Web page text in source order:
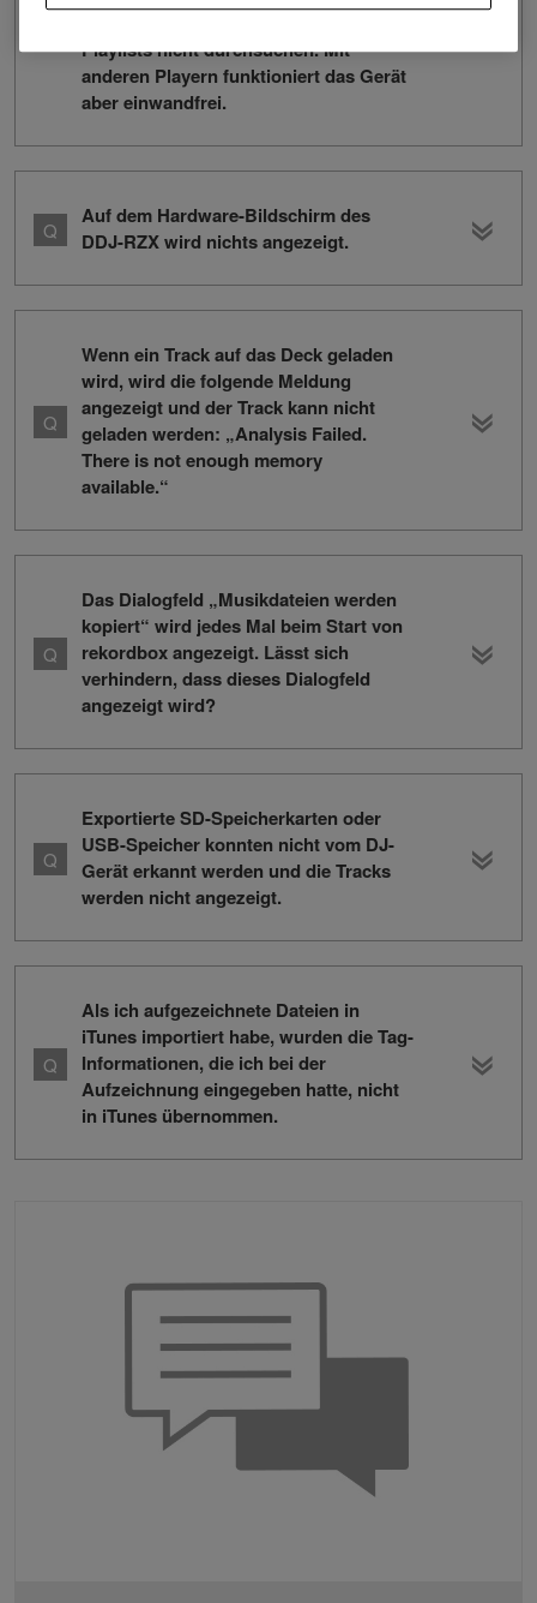
Playlists nicht durchsuchen. Mit
anderen Playern funktioniert das Gerät
aber einwandfrei.
Auf dem Hardware-Bildschirm des
DDJ-RZX wird nichts angezeigt.
Wenn ein Track auf das Deck geladen
wird, wird die folgende Meldung
angezeigt und der Track kann nicht
geladen werden: „Analysis Failed.
There is not enough memory
available.“
Das Dialogfeld „Musikdateien werden
kopiert“ wird jedes Mal beim Start von
rekordbox angezeigt. Lässt sich
verhindern, dass dieses Dialogfeld
angezeigt wird?
Exportierte SD-Speicherkarten oder
USB-Speicher konnten nicht vom DJ-
Gerät erkannt werden und die Tracks
werden nicht angezeigt.
Als ich aufgezeichnete Dateien in
iTunes importiert habe, wurden die Tag-
Informationen, die ich bei der
Aufzeichnung eingegeben hatte, nicht
in iTunes übernommen.